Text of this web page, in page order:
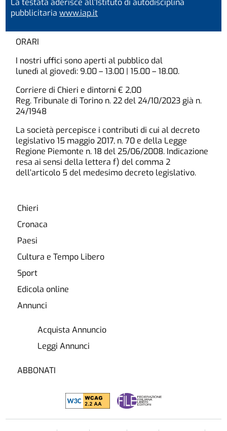
La testata aderisce all’Istituto di autodisciplina
pubblicitariawww.iap.it
ORARI
I nostri uffici sono aperti al pubblico dal
lunedì al giovedì: 9.00 – 13.00 | 15.00 – 18.00.
Corriere di Chieri e dintorni € 2,00
Reg. Tribunale di Torino n. 22 del 24/10/2023 già n.
24/1948
La società percepisce i contributi di cui al decreto
legislativo 15 maggio 2017, n. 70 e della Legge
Regione Piemonte n. 18 del 25/06/2008. Indicazione
resa ai sensi della lettera f) del comma 2
dell’articolo 5 del medesimo decreto legislativo.
Chieri
Cronaca
Paesi
Cultura e Tempo Libero
Sport
Edicola online
Annunci
Acquista Annuncio
Leggi Annunci
ABBONATI